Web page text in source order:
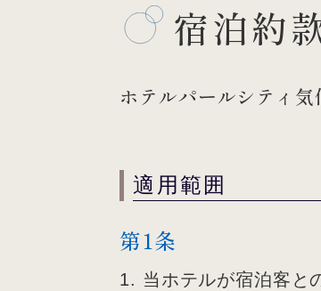
宿泊約
ホテルパールシティ気
適用範囲
第1条
1. 当ホテルが宿泊客と